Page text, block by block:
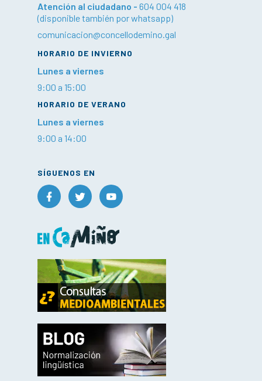
Atención al ciudadano - 604 004 418
(disponible también por whatsapp)
comunicacion@concellodemino.gal
HORARIO DE INVIERNO
Lunes a viernes
9:00 a 15:00
HORARIO DE VERANO
Lunes a viernes
9:00 a 14:00
SÍGUENOS EN